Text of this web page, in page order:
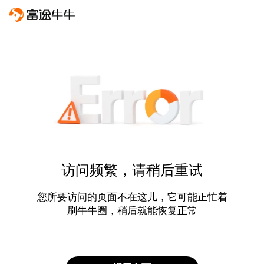
访问频繁，请稍后重试
您所要访问的页面不在这儿，它可能正忙着
刷牛牛圈，稍后就能恢复正常